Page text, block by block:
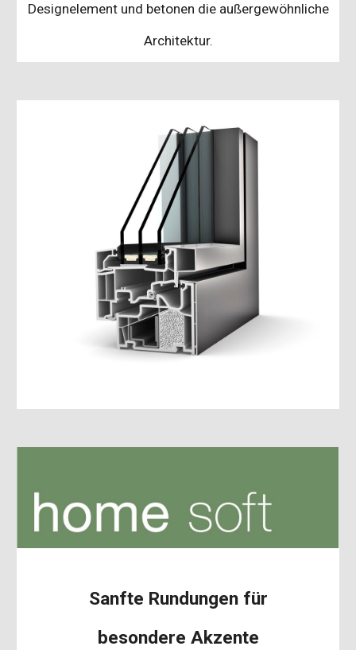
Designelement und betonen die außergewöhnliche
Architektur.
Sanfte Rundungen für
besondere Akzente